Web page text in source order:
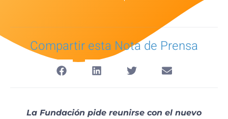
Compartir esta Nota de Prensa
La Fundación pide reunirse con el nuevo